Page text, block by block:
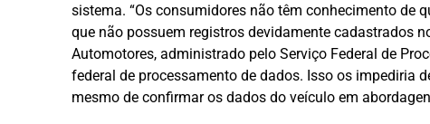
sistema. “Os consumidores não têm conhecimento de
que não possuem registros devidamente cadastrados
Automotores, administrado pelo Serviço Federal de
federal de processamento de dados. Isso os impediria
mesmo de confirmar os dados do veículo em